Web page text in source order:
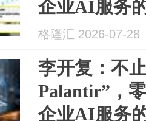
企业AI服务
格隆汇 2026-07-28
李开复：不
Palantir”，
企业AI服务